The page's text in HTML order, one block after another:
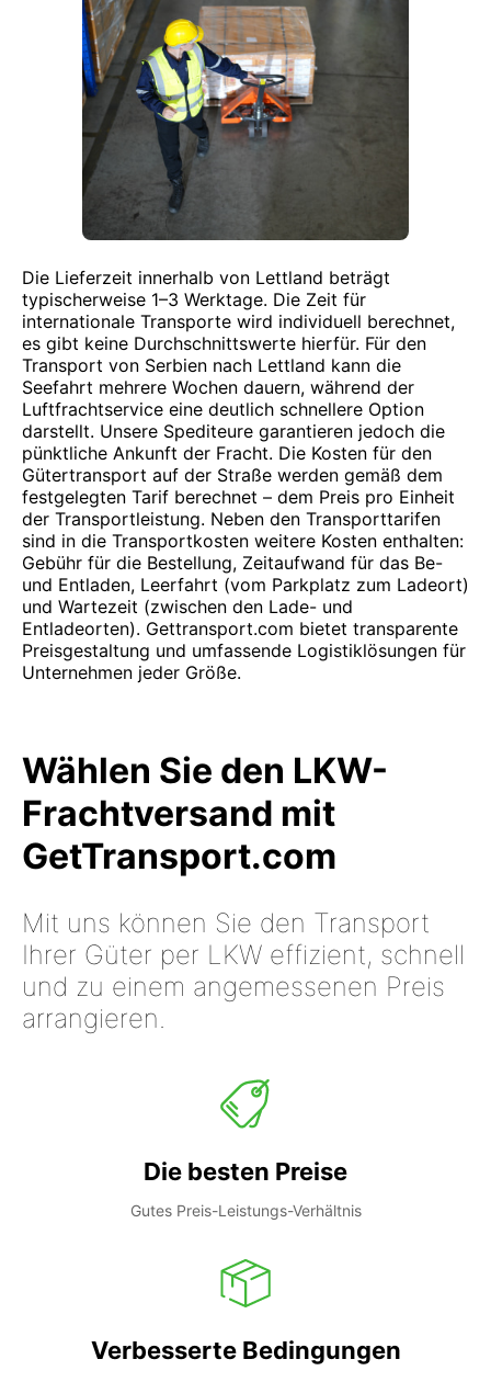
Die Lieferzeit innerhalb von Lettland beträgt
typischerweise 1–3 Werktage. Die Zeit für
internationale Transporte wird individuell berechnet,
es gibt keine Durchschnittswerte hierfür. Für den
Transport von Serbien nach Lettland kann die
Seefahrt mehrere Wochen dauern, während der
Luftfrachtservice eine deutlich schnellere Option
darstellt. Unsere Spediteure garantieren jedoch die
pünktliche Ankunft der Fracht. Die Kosten für den
Gütertransport auf der Straße werden gemäß dem
festgelegten Tarif berechnet – dem Preis pro Einheit
der Transportleistung. Neben den Transporttarifen
sind in die Transportkosten weitere Kosten enthalten:
Gebühr für die Bestellung, Zeitaufwand für das Be-
und Entladen, Leerfahrt (vom Parkplatz zum Ladeort)
und Wartezeit (zwischen den Lade- und
Entladeorten). Gettransport.com bietet transparente
Preisgestaltung und umfassende Logistiklösungen für
Unternehmen jeder Größe.
Wählen Sie den LKW-
Frachtversand mit
GetTransport.com
Mit uns können Sie den Transport
Ihrer Güter per LKW effizient, schnell
und zu einem angemessenen Preis
arrangieren.
Die besten Preise
Gutes Preis-Leistungs-Verhältnis
Verbesserte Bedingungen